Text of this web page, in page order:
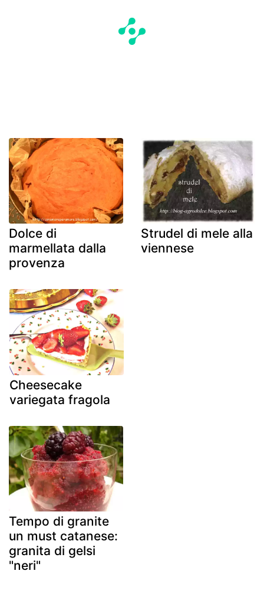
Dolce di
marmellata dalla
provenza
Strudel di mele alla
viennese
Cheesecake
variegata fragola
Tempo di granite
un must catanese:
granita di gelsi
"neri"